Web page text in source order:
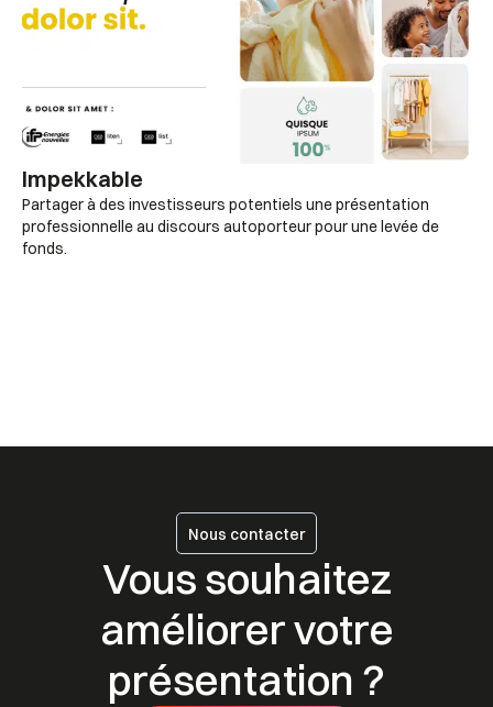
Impekkable
Partager à des investisseurs potentiels une présentation
professionnelle au discours autoporteur pour une levée de
fonds.
Nous contacter
Vous souhaitez
améliorer votre
présentation ?